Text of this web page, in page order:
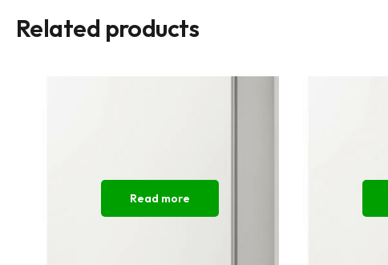
Related products
Read more